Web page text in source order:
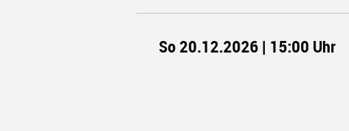
So 20.12.2026 | 15:00 Uhr